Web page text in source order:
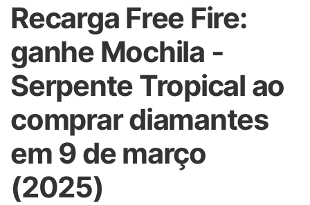
Recarga Free Fire:
ganhe Mochila -
Serpente Tropical ao
comprar diamantes
em 9 de março
(2025)